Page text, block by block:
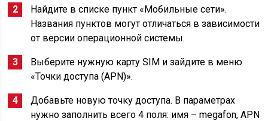
Найдите в списке пункт «Мобильные сети».
Названия пунктов могут отличаться в зависимости
от версии операционной системы.
Выберите нужную карту SIM и зайдите в меню
«Точки доступа (APN)».
Добавьте новую точку доступа. В параметрах
нужно заполнить всего 4 поля: имя – megafon, APN